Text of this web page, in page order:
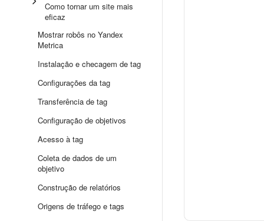
Como tornar um site mais
eficaz
Mostrar robôs no Yandex
Metrica
Instalação e checagem de tag
Configurações da tag
Transferência de tag
Configuração de objetivos
Acesso à tag
Coleta de dados de um
objetivo
Construção de relatórios
Origens de tráfego e tags